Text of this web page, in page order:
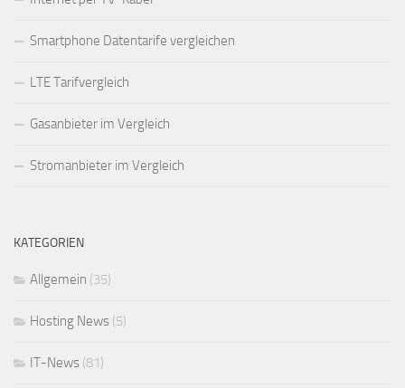
Smartphone Datentarife vergleichen
LTE Tarifvergleich
Gasanbieter im Vergleich
Stromanbieter im Vergleich
KATEGORIEN
Allgemein (35)
Hosting News (5)
IT-News (81)